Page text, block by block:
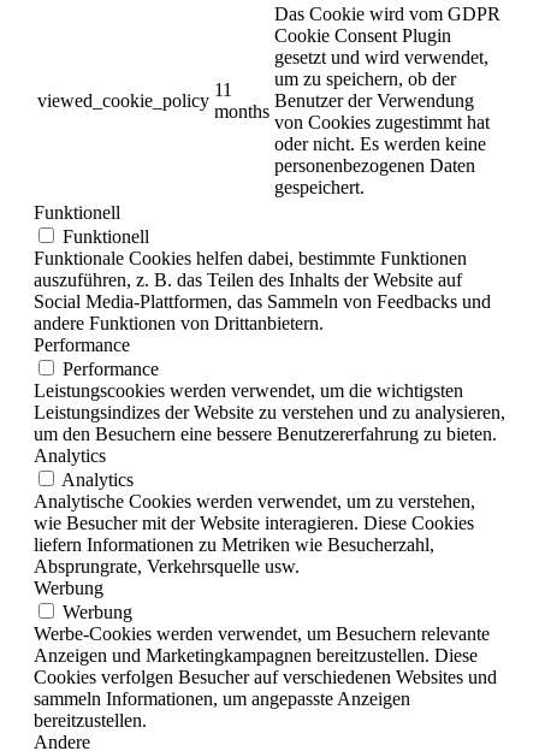
viewed_cookie_policy
11
months
Das Cookie wird vom GDPR
Cookie Consent Plugin
gesetzt und wird verwendet,
um zu speichern, ob der
Benutzer der Verwendung
von Cookies zugestimmt hat
oder nicht. Es werden keine
personenbezogenen Daten
gespeichert.
Funktionell
Funktionell
Funktionale Cookies helfen dabei, bestimmte Funktionen
auszuführen, z. B. das Teilen des Inhalts der Website auf
Social Media-Plattformen, das Sammeln von Feedbacks und
andere Funktionen von Drittanbietern.
Performance
Performance
Leistungscookies werden verwendet, um die wichtigsten
Leistungsindizes der Website zu verstehen und zu analysieren,
um den Besuchern eine bessere Benutzererfahrung zu bieten.
Analytics
Analytics
Analytische Cookies werden verwendet, um zu verstehen,
wie Besucher mit der Website interagieren. Diese Cookies
liefern Informationen zu Metriken wie Besucherzahl,
Absprungrate, Verkehrsquelle usw.
Werbung
Werbung
Werbe-Cookies werden verwendet, um Besuchern relevante
Anzeigen und Marketingkampagnen bereitzustellen. Diese
Cookies verfolgen Besucher auf verschiedenen Websites und
sammeln Informationen, um angepasste Anzeigen
bereitzustellen.
Andere